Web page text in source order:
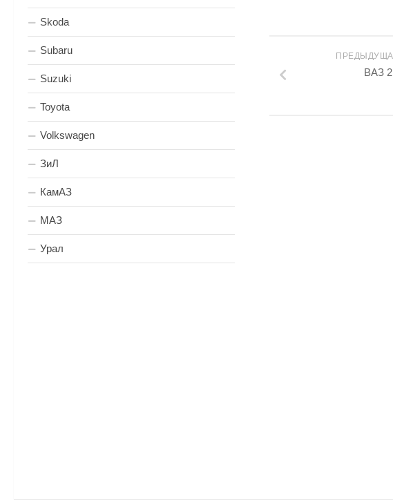
ВАЗ
Skoda
Subaru
Suzuki
Toyota
Volkswagen
ЗиЛ
КамАЗ
МАЗ
Урал